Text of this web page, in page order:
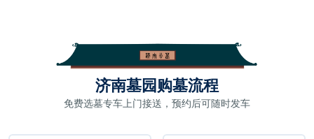
济南墓园购墓流程
免费选墓专车上门接送，预约后可随时发车